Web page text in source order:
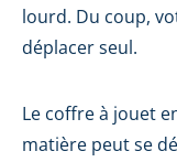
lourd. Du coup,
déplacer seul.
Le coffre à jouet
matière peut se